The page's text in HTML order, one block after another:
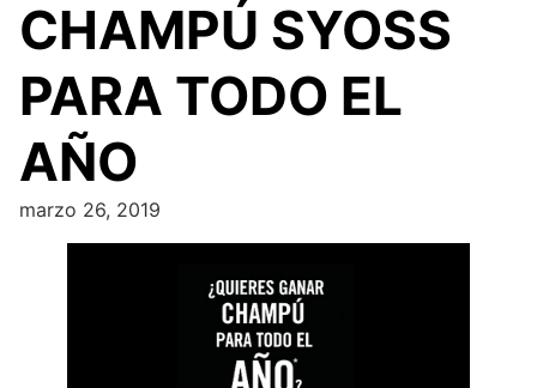
CHAMPÚ SYOSS
PARA TODO EL
AÑO
marzo 26, 2019